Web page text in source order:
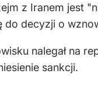
z Iranem jest
do decyzji o
nalegał na
sankcji.